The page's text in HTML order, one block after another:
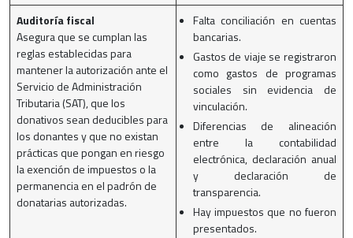
Auditoría fiscal
Asegura que se cumplan las
reglas establecidas para
mantener la autorización ante el
Servicio de Administración
Tributaria (SAT), que los
donativos sean deducibles para
los donantes y que no existan
prácticas que pongan en riesgo
la exención de impuestos o la
permanencia en el padrón de
donatarias autorizadas.
Falta conciliación en cuentas
bancarias.
Gastos de viaje se registraron
como gastos de programas
sociales sin evidencia de
vinculación.
Diferencias de alineación
entre la contabilidad
electrónica, declaración anual
y declaración de
transparencia.
Hay impuestos que no fueron
presentados.